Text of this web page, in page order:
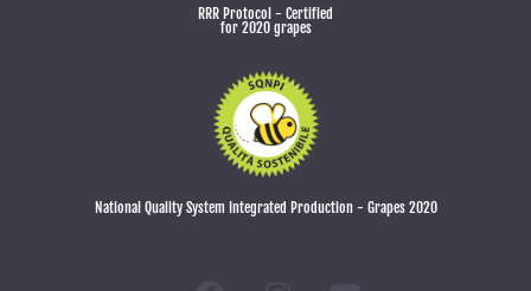
RRR Protocol - Certified
for 2020 grapes
National Quality System Integrated Production - Grapes 2020